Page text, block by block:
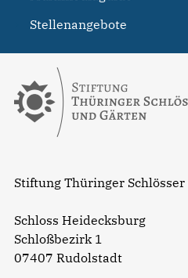
Stiftung Thüringer
Schloss Heidecksburg
Schloßbezirk 1
07407 Rudolstadt
Stellenangebote